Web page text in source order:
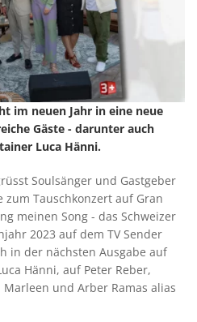
im neuen Jahr in eine neue
Gäste - darunter auch
Luca Hänni.
Soulsänger und Gastgeber
zum Tauschkonzert auf Gran
meinen Song - das Schweizer
2023 auf dem TV Sender
in der nächsten Ausgabe auf
Hänni, auf Peter Reber,
Marleen und Arber Ramas alias